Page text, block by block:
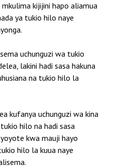
kijijini hapo aliamua
ya tukio hilo naye
uchunguzi wa tukio
lakini hadi sasa hakuna
na tukio hilo la
kufanya uchunguzi wa kina
hilo na hadi sasa
kwa mauji hayo
hilo la kuua naye